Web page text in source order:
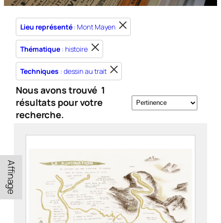
Lieu représenté: Mont Mayen
Thématique : histoire
Techniques : dessin au trait
Nous avons trouvé 1
résultats pour votre
recherche.
Affinage